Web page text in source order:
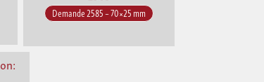
Demande 2585 – 70×25 mm